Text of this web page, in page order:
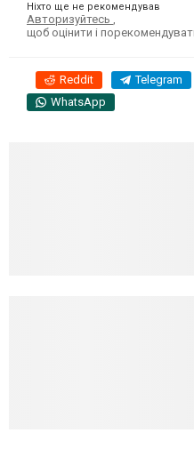
Ніхто ще не рекомендував
Авторизуйтесь ,
щоб оцінити і
Reddit Telegram
WhatsApp